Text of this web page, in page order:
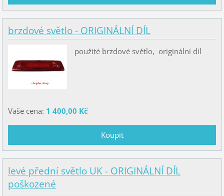
brzdové světlo - ORIGINÁLNÍ DÍL
použité brzdové světlo, originální díl
Vaše cena: 1 400,00 Kč
levé přední světlo UK - ORIGINÁLNÍ DÍL
poškozené